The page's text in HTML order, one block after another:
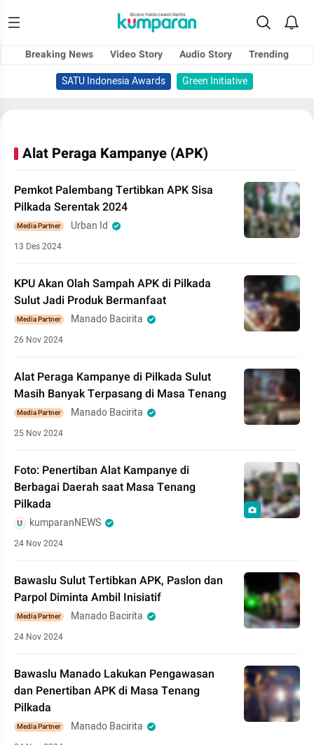
Breaking News Video Story Audio Story
Trending
SATU Indonesia Awards
Green Initiative
Alat Peraga Kampanye (APK)
Pemkot Palembang Tertibkan APK Sisa
Pilkada Serentak 2024
Media Partner Urban Id
13 Des 2024
KPU Akan Olah Sampah APK di Pilkada
Sulut Jadi Produk Bermanfaat
Media Partner Manado Bacirita
26 Nov 2024
Alat Peraga Kampanye di Pilkada Sulut
Masih Banyak Terpasang di Masa Tenang
Media Partner Manado Bacirita
25 Nov 2024
Foto: Penertiban Alat Kampanye di
Berbagai Daerah saat Masa Tenang
Pilkada
kumparanNEWS
24 Nov 2024
Bawaslu Sulut Tertibkan APK, Paslon dan
Parpol Diminta Ambil Inisiatif
Media Partner Manado Bacirita
24 Nov 2024
Bawaslu Manado Lakukan Pengawasan
dan Penertiban APK di Masa Tenang
Pilkada
Media Partner Manado Bacirita